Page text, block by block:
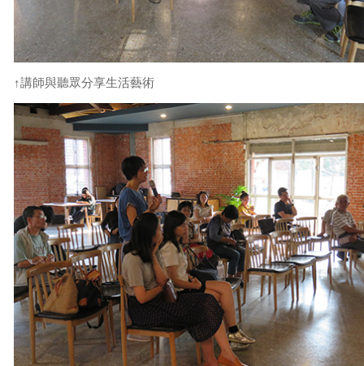
↑講師與聽眾分享生活藝術